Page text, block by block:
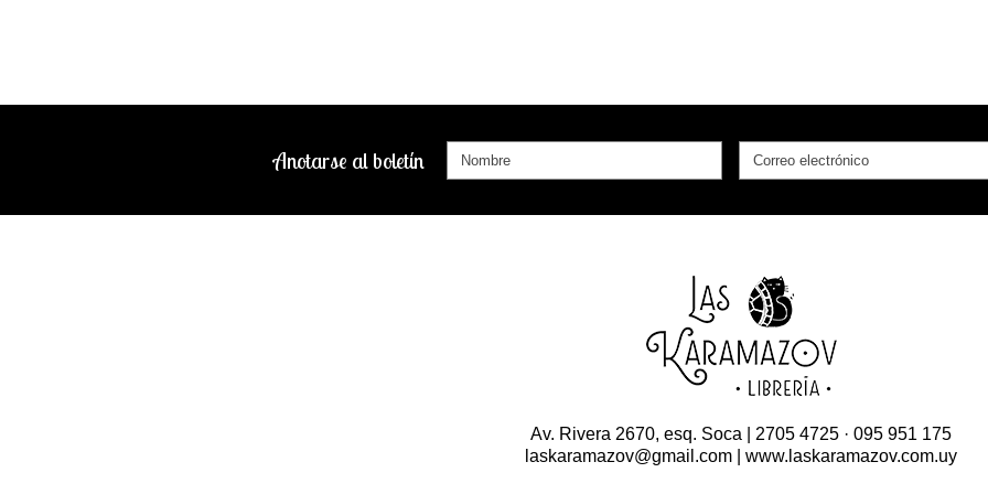
Anotarse al boletín
Av. Rivera 2670, esq. Soca | 2705 4725 · 095 951 175
laskaramazov@gmail.com | www.laskaramazov.com.uy